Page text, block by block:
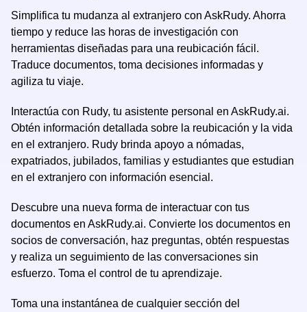
Simplifica tu mudanza al extranjero con AskRudy. Ahorra
tiempo y reduce las horas de investigación con
herramientas diseñadas para una reubicación fácil.
Traduce documentos, toma decisiones informadas y
agiliza tu viaje.
Interactúa con Rudy, tu asistente personal en AskRudy.ai.
Obtén información detallada sobre la reubicación y la vida
en el extranjero. Rudy brinda apoyo a nómadas,
expatriados, jubilados, familias y estudiantes que estudian
en el extranjero con información esencial.
Descubre una nueva forma de interactuar con tus
documentos en AskRudy.ai. Convierte los documentos en
socios de conversación, haz preguntas, obtén respuestas
y realiza un seguimiento de las conversaciones sin
esfuerzo. Toma el control de tu aprendizaje.
Toma una instantánea de cualquier sección del